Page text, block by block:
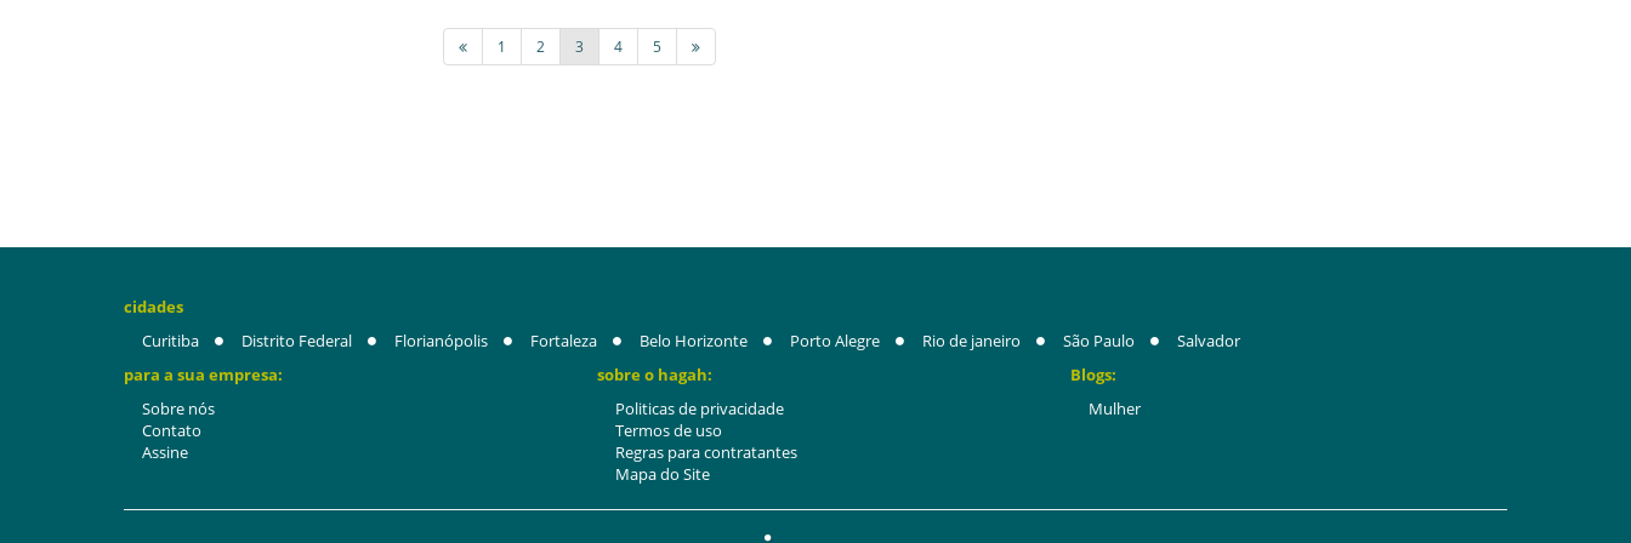
1 2 3 4 5
cidades
Curitiba
Distrito Federal Florianópolis Fortaleza Belo Horizonte Porto Alegre Rio de janeiro São Paulo
Salvador
para a sua empresa:
Sobre nós
Contato
Assine
sobre o hagah:
Politicas de privacidade
Termos de uso
Regras para contratantes
Mapa do Site
Blogs:
Mulher